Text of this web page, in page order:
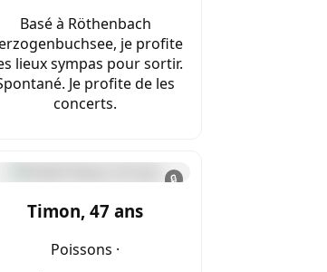
Basé à Röthenbach
je profite
lieux sympas pour sortir.
Je profite de les
concerts.
🔒
Timon, 47 ans
Poissons ·